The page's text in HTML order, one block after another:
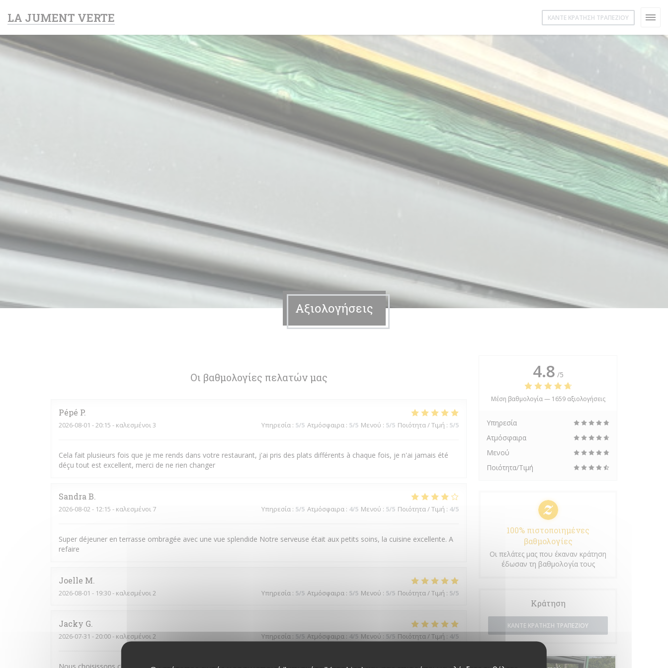
LA JUMENT VERTE ΚΆΝΤΕ ΚΡΆΤΗΣΗ ΤΡΑΠΕΖΙΟΎ
Αξιολογήσεις
Οι βαθμολογίες πελατών μας
Pépé P
2026-08-01 - 20:15 - καλεσμένοι 3 Υπηρεσία : 5/5 Ατμόσφαιρα : 5/5 Μενού : 5/5 Ποιότητα / Τιμή : 5/5
Cela fait plusieurs fois que je me rends dans votre restaurant, j'ai pris des plats différents à chaque fois, je n'ai jamais été
déçu tout est excellent, merci de ne rien changer
Sandra B
2026-08-02 - 12:15 - καλεσμένοι 7 Υπηρεσία : 5/5 Ατμόσφαιρα : 4/5 Μενού : 5/5 Ποιότητα / Τιμή : 4/5
Super déjeuner en terrasse ombragée avec une vue splendide Notre serveuse était aux petits soins, la cuisine excellente. A
refaire
Joelle M
2026-08-01 - 19:30 - καλεσμένοι 2 Υπηρεσία : 5/5 Ατμόσφαιρα : 5/5 Μενού : 5/5 Ποιότητα / Τιμή : 5/5
Jacky G
2026-07-31 - 20:00 - καλεσμένοι 2 Υπηρεσία : 5/5 Ατμόσφαιρα : 4/5 Μενού : 5/5 Ποιότητα / Τιμή : 4/5
4.8 /5
Μέση βαθμολογία — 1659 αξιολογήσεις
Υπηρεσία
Ατμόσφαιρα
Μενού
Ποιότητα/Τιμή
100% πιστοποιημένες
βαθμολογίες
Οι πελάτες μας που έκαναν κράτηση
έδωσαν τη βαθμολογία τους
Κράτηση
ΚΆΝΤΕ ΚΡΆΤΗΣΗ ΤΡΑΠΕΖΙΟΎ